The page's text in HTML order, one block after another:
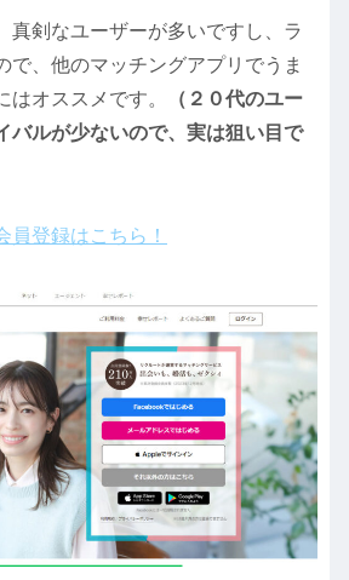
真剣なユーザーが多いですし、ラ
で、他のマッチングアプリでうま
はオススメです。
（２０代のユー
バルが少ないので、実は狙い目で
員登録はこちら！